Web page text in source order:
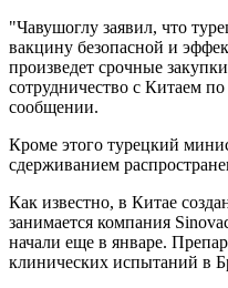
"Чавушоглу заявил, что
вакцину безопасной и
произведет срочные
сотрудничество с Китаем
сообщении.
Кроме этого турецкий
сдерживанием
Как известно, в Китае
занимается компания
начали еще в январе.
клинических испытаний в